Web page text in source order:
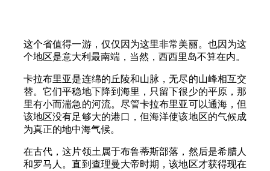
这个省值得一游，仅仅因为这里非常美丽。也因为这
个地区是意大利最南端，当然，西西里岛不算在内。
卡拉布里亚是连绵的丘陵和山脉，无尽的山峰相互交
替。它们平稳地下降到海里，只留下很少的平原，那
里有小而湍急的河流。尽管卡拉布里亚可以通海，但
该地区没有足够大的港口，但海洋使该地区的气候成
为真正的地中海气候。
在古代，这片领土属于布鲁蒂斯部落，然后是希腊人
和罗马人。直到查理曼大帝时期，该地区才获得现在